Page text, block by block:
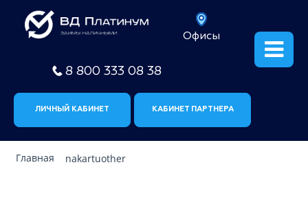
Офисы
8 800 333 08 38
ЛИЧНЫЙ КАБИНЕТ КАБИНЕТ ПАРТНЕРА
Главная nakartuother